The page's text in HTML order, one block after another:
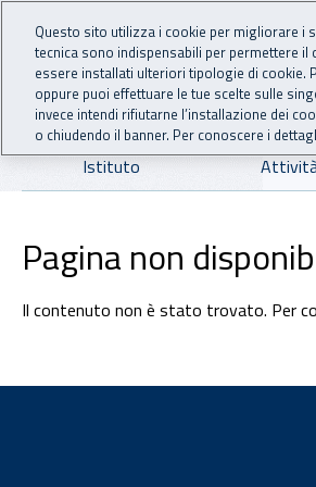
Vai al menu principale
Vai al contenuto principale
INAIL - Istituto
Navigazione
Istituto
Pagina non
Il contenuto non è stato trovato. Per
Questo sito utilizza i cookie per migliorare i
tecnica sono indispensabili per permettere
essere installati ulteriori tipologie di cookie.
oppure puoi effettuare le tue scelte sulle
invece intendi rifiutarne l’installazione dei
o chiudendo il banner. Per conoscere i